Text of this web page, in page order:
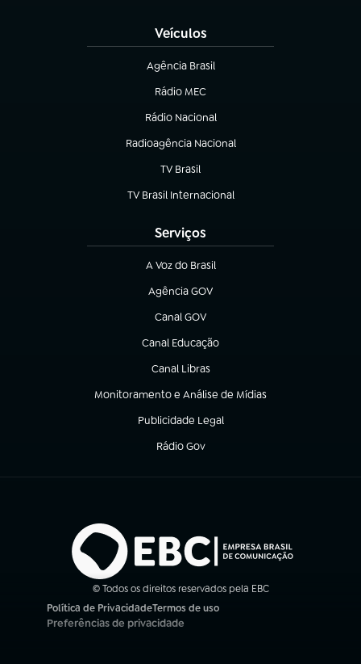
Veículos
Agência Brasil
(abre em nova aba)
Rádio MEC
Rádio Nacional
(abre em nova aba)
Radioagência Nacional
(abre em nova aba)
TV Brasil
(abre em nova aba)
TV Brasil Internacional
(abre em nova aba)
Serviços
A Voz do Brasil
(abre em nova aba)
Agência GOV
(abre em nova aba)
Canal GOV
(abre em nova aba)
Canal Educação
(abre em nova aba)
Canal Libras
(abre em nova aba)
Monitoramento e Análise de Mídias
(abre em nova aba)
Publicidade Legal
(abre em nova aba)
Rádio Gov
(abre em nova aba)
© Todos os direitos reservados pela EBC
Política de Privacidade
(abre em nova aba)
Termos de uso
(abre em nova aba)
Preferências de privacidade